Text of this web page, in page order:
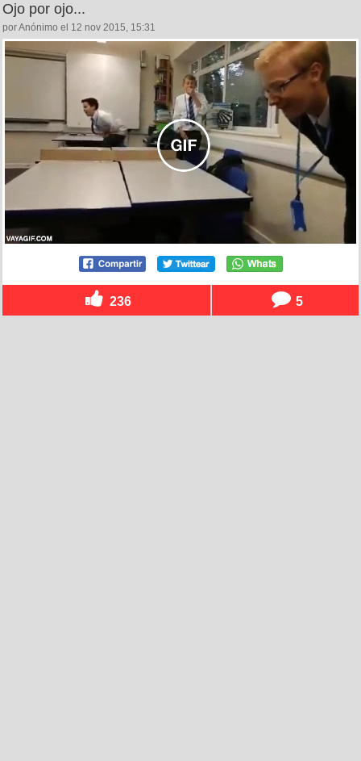
Ojo por ojo...
por Anónimo el 12 nov 2015, 15:31
236 5